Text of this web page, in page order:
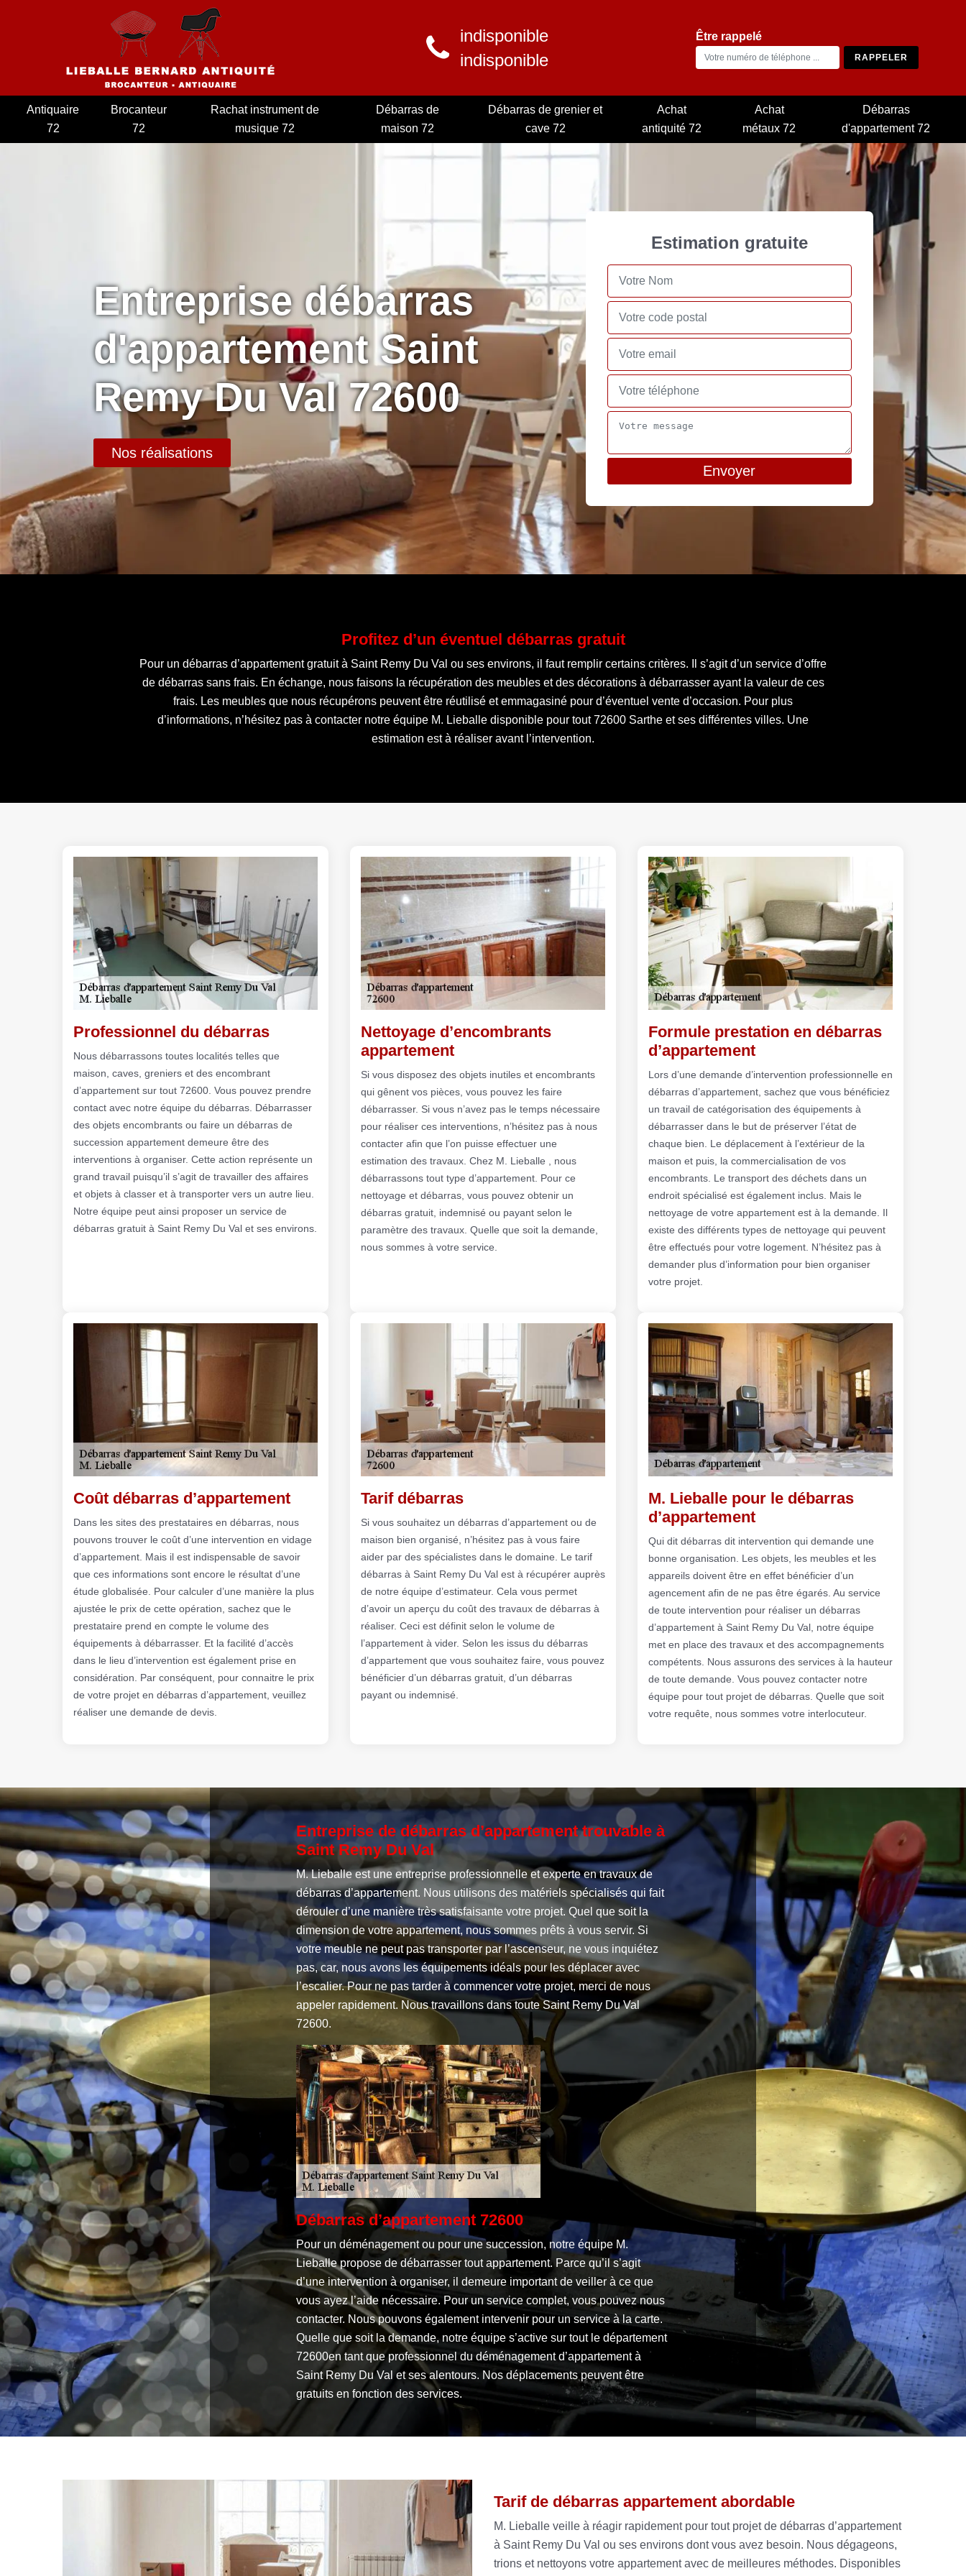
indisponible
indisponible
Être rappelé
Antiquaire
72
Brocanteur
72
Rachat instrument de
musique 72
Débarras de
maison 72
Débarras de grenier et
cave 72
Achat
antiquité 72
Achat
métaux 72
Débarras
d'appartement 72
Entreprise débarras
d'appartement Saint
Remy Du Val 72600
Nos réalisations
Estimation gratuite
Profitez d’un éventuel débarras gratuit
Pour un débarras d’appartement gratuit à Saint Remy Du Val ou ses environs, il faut remplir certains critères. Il s’agit d’un service d’offre
de débarras sans frais. En échange, nous faisons la récupération des meubles et des décorations à débarrasser ayant la valeur de ces
frais. Les meubles que nous récupérons peuvent être réutilisé et emmagasiné pour d’éventuel vente d’occasion. Pour plus
d’informations, n’hésitez pas à contacter notre équipe M. Lieballe disponible pour tout 72600 Sarthe et ses différentes villes. Une
estimation est à réaliser avant l’intervention.
Professionnel du débarras
Nous débarrassons toutes localités telles que
maison, caves, greniers et des encombrant
d’appartement sur tout 72600. Vous pouvez prendre
contact avec notre équipe du débarras. Débarrasser
des objets encombrants ou faire un débarras de
succession appartement demeure être des
interventions à organiser. Cette action représente un
grand travail puisqu’il s’agit de travailler des affaires
et objets à classer et à transporter vers un autre lieu.
Notre équipe peut ainsi proposer un service de
débarras gratuit à Saint Remy Du Val et ses environs.
Nettoyage d’encombrants
appartement
Si vous disposez des objets inutiles et encombrants
qui gênent vos pièces, vous pouvez les faire
débarrasser. Si vous n’avez pas le temps nécessaire
pour réaliser ces interventions, n’hésitez pas à nous
contacter afin que l’on puisse effectuer une
estimation des travaux. Chez M. Lieballe , nous
débarrassons tout type d’appartement. Pour ce
nettoyage et débarras, vous pouvez obtenir un
débarras gratuit, indemnisé ou payant selon le
paramètre des travaux. Quelle que soit la demande,
nous sommes à votre service.
Formule prestation en débarras
d’appartement
Lors d’une demande d’intervention professionnelle en
débarras d’appartement, sachez que vous bénéficiez
un travail de catégorisation des équipements à
débarrasser dans le but de préserver l’état de
chaque bien. Le déplacement à l’extérieur de la
maison et puis, la commercialisation de vos
encombrants. Le transport des déchets dans un
endroit spécialisé est également inclus. Mais le
nettoyage de votre appartement est à la demande. Il
existe des différents types de nettoyage qui peuvent
être effectués pour votre logement. N’hésitez pas à
demander plus d’information pour bien organiser
votre projet.
Coût débarras d’appartement
Dans les sites des prestataires en débarras, nous
pouvons trouver le coût d’une intervention en vidage
d’appartement. Mais il est indispensable de savoir
que ces informations sont encore le résultat d’une
étude globalisée. Pour calculer d’une manière la plus
ajustée le prix de cette opération, sachez que le
prestataire prend en compte le volume des
équipements à débarrasser. Et la facilité d’accès
dans le lieu d’intervention est également prise en
considération. Par conséquent, pour connaitre le prix
de votre projet en débarras d’appartement, veuillez
réaliser une demande de devis.
Tarif débarras
Si vous souhaitez un débarras d’appartement ou de
maison bien organisé, n’hésitez pas à vous faire
aider par des spécialistes dans le domaine. Le tarif
débarras à Saint Remy Du Val est à récupérer auprès
de notre équipe d’estimateur. Cela vous permet
d’avoir un aperçu du coût des travaux de débarras à
réaliser. Ceci est définit selon le volume de
l’appartement à vider. Selon les issus du débarras
d’appartement que vous souhaitez faire, vous pouvez
bénéficier d’un débarras gratuit, d’un débarras
payant ou indemnisé.
M. Lieballe pour le débarras
d’appartement
Qui dit débarras dit intervention qui demande une
bonne organisation. Les objets, les meubles et les
appareils doivent être en effet bénéficier d’un
agencement afin de ne pas être égarés. Au service
de toute intervention pour réaliser un débarras
d’appartement à Saint Remy Du Val, notre équipe
met en place des travaux et des accompagnements
compétents. Nous assurons des services à la hauteur
de toute demande. Vous pouvez contacter notre
équipe pour tout projet de débarras. Quelle que soit
votre requête, nous sommes votre interlocuteur.
Entreprise de débarras d’appartement trouvable à
Saint Remy Du Val
M. Lieballe est une entreprise professionnelle et experte en travaux de
débarras d’appartement. Nous utilisons des matériels spécialisés qui fait
dérouler d’une manière très satisfaisante votre projet. Quel que soit la
dimension de votre appartement, nous sommes prêts à vous servir. Si
votre meuble ne peut pas transporter par l’ascenseur, ne vous inquiétez
pas, car, nous avons les équipements idéals pour les déplacer avec
l’escalier. Pour ne pas tarder à commencer votre projet, merci de nous
appeler rapidement. Nous travaillons dans toute Saint Remy Du Val
72600.
Débarras d’appartement 72600
Pour un déménagement ou pour une succession, notre équipe M.
Lieballe propose de débarrasser tout appartement. Parce qu’il s’agit
d’une intervention à organiser, il demeure important de veiller à ce que
vous ayez l’aide nécessaire. Pour un service complet, vous pouvez nous
contacter. Nous pouvons également intervenir pour un service à la carte.
Quelle que soit la demande, notre équipe s’active sur tout le département
72600en tant que professionnel du déménagement d’appartement à
Saint Remy Du Val et ses alentours. Nos déplacements peuvent être
gratuits en fonction des services.
Tarif de débarras appartement abordable
M. Lieballe veille à réagir rapidement pour tout projet de débarras d’appartement
à Saint Remy Du Val ou ses environs dont vous avez besoin. Nous dégageons,
trions et nettoyons votre appartement avec de meilleures méthodes. Disponibles